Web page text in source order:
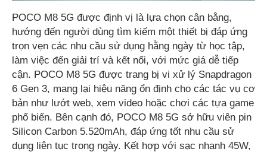
POCO M8 5G được định vị là lựa chọn cân bằng,
hướng đến người dùng tìm kiếm một thiết bị đáp ứng
trọn vẹn các nhu cầu sử dụng hằng ngày từ học tập,
làm việc đến giải trí và kết nối, với mức giá dễ tiếp
cận. POCO M8 5G được trang bị vi xử lý Snapdragon
6 Gen 3, mang lại hiệu năng ổn định cho các tác vụ cơ
bản như lướt web, xem video hoặc chơi các tựa game
phổ biến. Bên cạnh đó, POCO M8 5G sở hữu viên pin
Silicon Carbon 5.520mAh, đáp ứng tốt nhu cầu sử
dụng liên tục trong ngày. Kết hợp với sạc nhanh 45W,